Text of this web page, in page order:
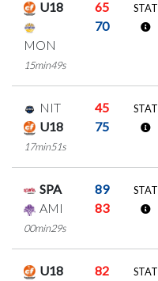
U18 65
MON
70
15min49s
STAT
NIT
45
U18
75
17min51s
STAT
SPA
89
AMI
83
00min29s
STAT
U18
82
STAT